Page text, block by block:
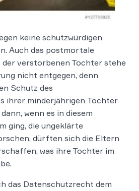
keine schutzwürdigen
Auch das postmortale
verstorbenen Tochter stehe
nicht entgegen, denn
Schutz des
ihrer minderjährigen Tochter
wenn es in diesem
ging, die ungeklärte
dürften sich die Eltern
was ihre Tochter im
das Datenschutzrecht dem